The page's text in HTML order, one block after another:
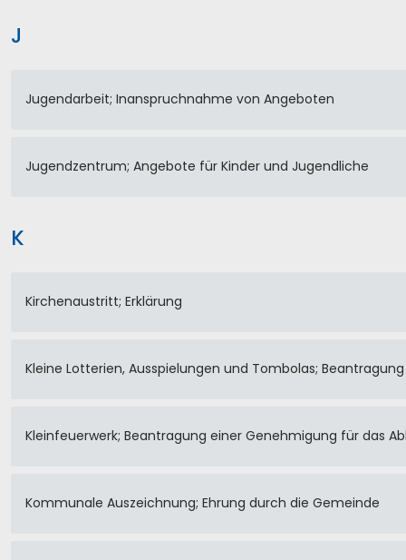
J
Jugendarbeit; Inanspruchnahme von Angeboten
Jugendzentrum; Angebote für Kinder und Jugendliche
K
Kirchenaustritt; Erklärung
Kleine Lotterien, Ausspielungen und Tombolas;
Kleinfeuerwerk; Beantragung einer Genehmigung für das
Kommunale Auszeichnung; Ehrung durch die Gemeinde